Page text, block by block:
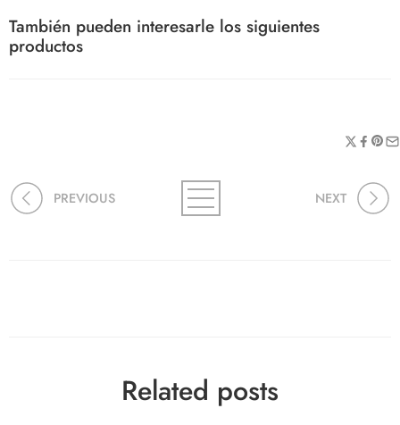
También pueden interesarle los siguientes
productos
PREVIOUS NEXT
Related posts